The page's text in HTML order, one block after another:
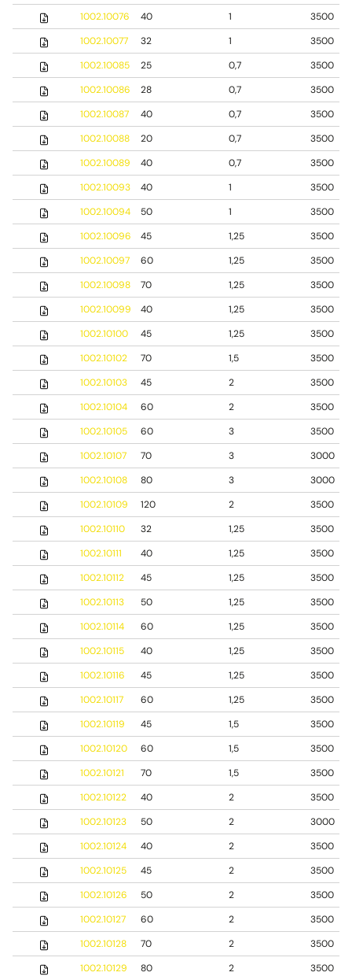
1002.10076
40 1
3500
1002.10077
32 1
3500
1002.10085
25 0,7
3500
1002.10086
28 0,7
3500
1002.10087
40 0,7
3500
1002.10088
20 0,7
3500
1002.10089
40 0,7
3500
1002.10093
40 1
3500
1002.10094
50 1
3500
1002.10096
45 1,25
3500
1002.10097
60 1,25
3500
1002.10098
70 1,25
3500
1002.10099
40 1,25
3500
1002.10100
45 1,25
3500
1002.10102
70 1,5
3500
1002.10103
45 2
3500
1002.10104
60 2
3500
1002.10105
60 3
3500
1002.10107
70 3
3000
1002.10108
80 3
3000
1002.10109
120 2
3500
1002.10110
32 1,25
3500
1002.10111
40 1,25
3500
1002.10112
45 1,25
3500
1002.10113
50 1,25
3500
1002.10114
60 1,25
3500
1002.10115
40 1,25
3500
1002.10116
45 1,25
3500
1002.10117
60 1,25
3500
1002.10119
45 1,5
3500
1002.10120
60 1,5
3500
1002.10121
70 1,5
3500
1002.10122
40 2
3500
1002.10123
50 2
3000
1002.10124
40 2
3500
1002.10125
45 2
3500
1002.10126
50 2
3500
1002.10127
60 2
3500
1002.10128
70 2
3500
1002.10129
80 2
3500